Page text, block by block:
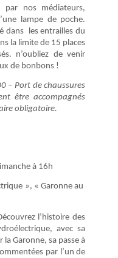
nos médiateurs,
lampe de poche.
dans les entrailles du
la limite de 15 places
n’oubliez de venir
de bonbons !
– Port de chaussures
être accompagnés
obligatoire.
à 16h
», « Garonne au
l’histoire des
avec sa
la Garonne, sa passe à
par l’un de